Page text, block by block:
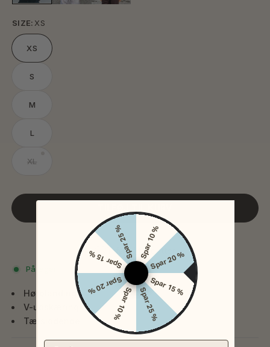
SIZE: XS
XS
S
M
L
XL
Tilføj til favoritter
På lager
Hørblanding
V-udskæring
Tætsiddende
Spar 10 %
Spar 20 %
Spar 15 %
Spar 25 %
Spar 10 %
Spar 20 %
Spar 15 %
Spar 25 %
Email